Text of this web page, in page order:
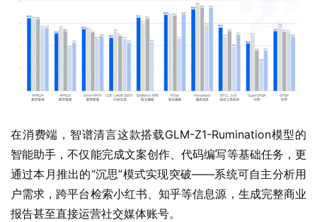
在消费端，智谱清言这款搭载GLM-Z1-Rumination模型的
智能助手，不仅能完成文案创作、代码编写等基础任务，更
通过本月推出的“沉思”模式实现突破——系统可自主分析用
户需求，跨平台检索小红书、知乎等信息源，生成完整商业
报告甚至直接运营社交媒体账号。